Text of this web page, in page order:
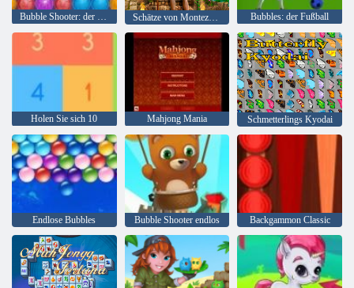
Schätze von Montezuma 2 Bubbles: der Fußball
Holen Sie sich 10 Mahjong Mania Schmetterlings Kyodai
Endlose Bubbles Bubble Shooter endlos Backgammon Classic